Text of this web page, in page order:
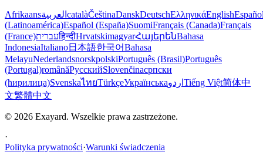
Afrikaansالعربية catalàČeštinaDanskDeutschΕλληνικάEnglish
(Latinoamérica)Español (España)SuomiFrançais (Canada)Français
(France)עבריתहिन्दीHrvatskimagyarՀայերենBahasa
IndonesiaItaliano日本語한국어Bahasa
MelayuNederlandsnorskpolskiPortuguês (Brasil)Português
(Portugal)românăРусскийSlovenčinaсрпски
(ћирилица)SvenskaไทยTürkçeУкраїнськаاردو Tiếng Việt简体中
文繁體中文
© 2026 Exayard. Wszelkie prawa zastrzeżone.
·
Polityka prywatności·Warunki świadczenia